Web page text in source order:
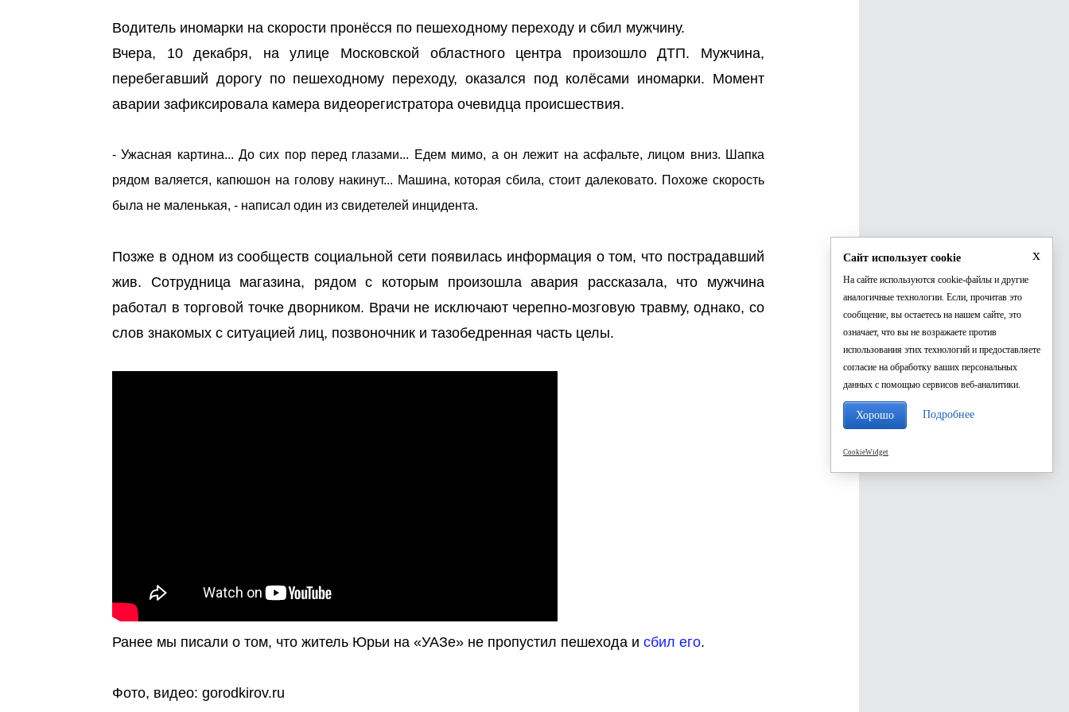
Водитель иномарки на скорости пронёсся по пешеходному переходу и сбил мужчину.
Вчера, 10 декабря, на улице Московской областного центра произошло ДТП. Мужчина,
перебегавший дорогу по пешеходному переходу, оказался под колёсами иномарки. Момент
аварии зафиксировала камера видеорегистратора очевидца происшествия.
- Ужасная картина... До сих пор перед глазами... Едем мимо, а он лежит на асфальте, лицом вниз. Шапка
рядом валяется, капюшон на голову накинут... Машина, которая сбила, стоит далековато. Похоже скорость
была не маленькая, - написал один из свидетелей инцидента.
Позже в одном из сообществ социальной сети появилась информация о том, что пострадавший
жив. Сотрудница магазина, рядом с которым произошла авария рассказала, что мужчина
работал в торговой точке дворником. Врачи не исключают черепно-мозговую травму, однако, со
слов знакомых с ситуацией лиц, позвоночник и тазобедренная часть целы.
Ранее мы писали о том, что житель Юрьи на «УАЗе» не пропустил пешехода и сбил его.
Фото, видео: gorodkirov.ru
x
Сайт использует cookie
На сайте используются cookie-файлы и другие
аналогичные технологии. Если, прочитав это
сообщение, вы остаетесь на нашем сайте, это
означает, что вы не возражаете против
использования этих технологий и предоставляете
согласие на обработку ваших персональных
данных с помощью сервисов веб-аналитики.
Хорошо Подробнее
CookieWidget